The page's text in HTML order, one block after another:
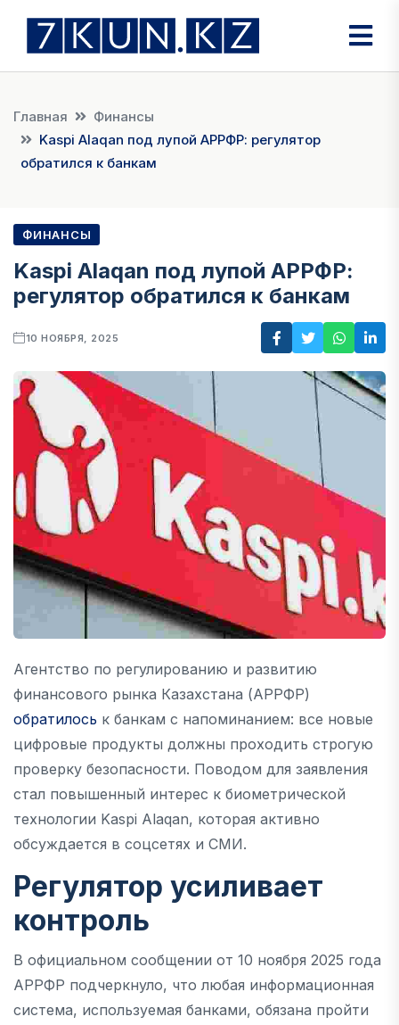
Главная
Финансы
Kaspi Alaqan под лупой АРРФР: регулятор
обратился к банкам
ФИНАНСЫ
Kaspi Alaqan под лупой АРРФР:
регулятор обратился к банкам
10 НОЯБРЯ, 2025
Агентство по регулированию и развитию
финансового рынка Казахстана (АРРФР)
обратилось к банкам с напоминанием: все новые
цифровые продукты должны проходить строгую
проверку безопасности. Поводом для заявления
стал повышенный интерес к биометрической
технологии Kaspi Alaqan, которая активно
обсуждается в соцсетях и СМИ.
Регулятор усиливает
контроль
В официальном сообщении от 10 ноября 2025 года
АРРФР подчеркнуло, что любая информационная
система, используемая банками, обязана пройти